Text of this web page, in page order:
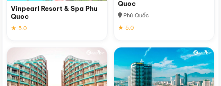
Vinpearl Resort & Spa Phu
Quoc
★ 5.0
Quoc
Phú Quốc
★ 5.0